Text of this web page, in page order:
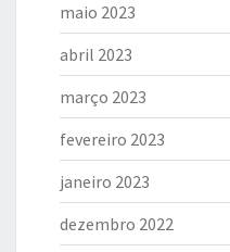
maio 2023
abril 2023
março 2023
fevereiro 2023
janeiro 2023
dezembro 2022